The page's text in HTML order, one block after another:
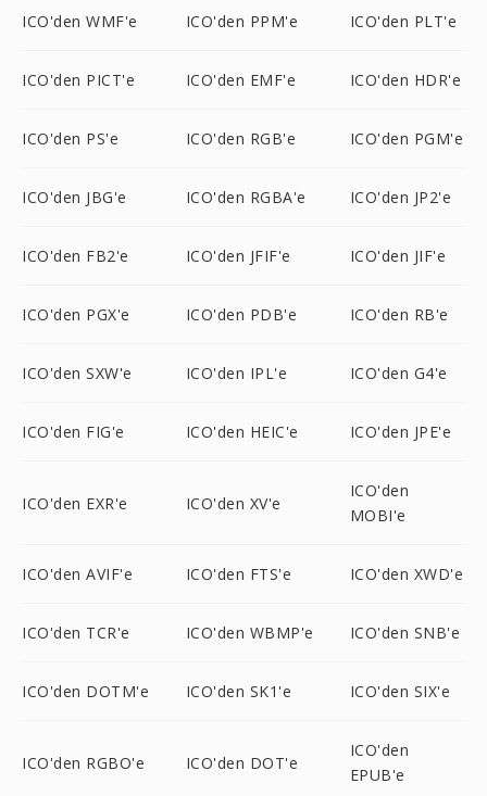
ICO'den WMF'e ICO'den PPM'e ICO'den PLT'e
ICO'den PICT'e ICO'den EMF'e ICO'den HDR'e
ICO'den PS'e ICO'den RGB'e ICO'den PGM'e
ICO'den JBG'e ICO'den RGBA'e ICO'den JP2'e
ICO'den FB2'e ICO'den JFIF'e ICO'den JIF'e
ICO'den PGX'e ICO'den PDB'e ICO'den RB'e
ICO'den SXW'e ICO'den IPL'e ICO'den G4'e
ICO'den FIG'e ICO'den HEIC'e ICO'den JPE'e
ICO'den EXR'e ICO'den XV'e
ICO'den
MOBI'e
ICO'den AVIF'e ICO'den FTS'e ICO'den XWD'e
ICO'den TCR'e ICO'den WBMP'e ICO'den SNB'e
ICO'den DOTM'e ICO'den SK1'e ICO'den SIX'e
ICO'den RGBO'e ICO'den DOT'e
ICO'den
EPUB'e